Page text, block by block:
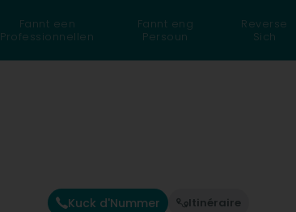
Fannt een
Professionnellen
Fannt eng
Persoun
Reverse
Sich
Kuck d'Nummer Itinéraire